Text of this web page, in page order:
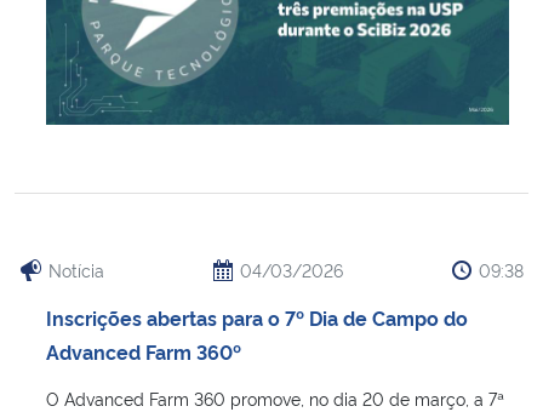
Notícia 04/03/2026 09:38
Inscrições abertas para o 7º Dia de Campo do
Advanced Farm 360º
O Advanced Farm 360 promove, no dia 20 de março, a 7ª